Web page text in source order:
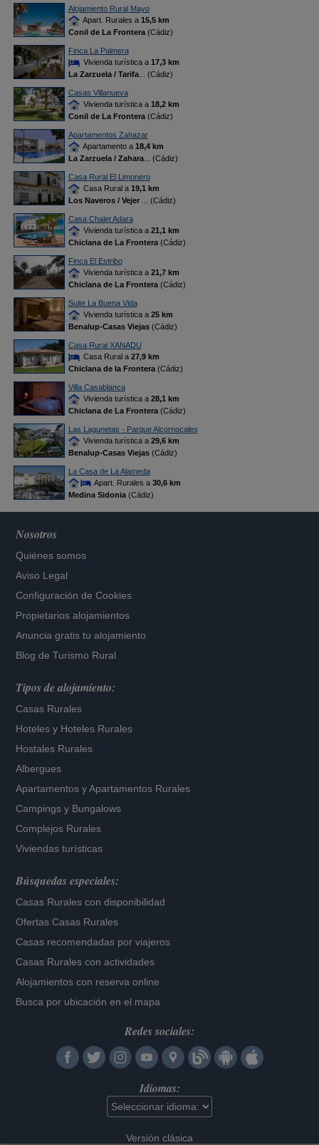
Alojamiento Rural Mayo
Apart. Rurales a 15,5 km
Conil de La Frontera(Cádiz)
Finca La Palmera
Vivienda turística a 17,3 km
La Zarzuela / Tarifa... (Cádiz)
Casas Villanueva
Vivienda turística a 18,2 km
Conil de La Frontera(Cádiz)
Apartamentos Zahazar
Apartamento a 18,4 km
La Zarzuela / Zahara... (Cádiz)
Casa Rural El Limonero
Casa Rural a 19,1 km
Los Naveros / Vejer
... (Cádiz)
Casa Chalet Adara
Vivienda turística a 21,1 km
Chiclana de La Frontera(Cádiz)
Finca El Estribo
Vivienda turística a 21,7 km
Chiclana de La Frontera(Cádiz)
Suite La Buena Vida
Vivienda turística a 25 km
Benalup-Casas Viejas(Cádiz)
Casa Rural XANADU
Casa Rural a 27,9 km
Chiclana de la Frontera(Cádiz)
Villa Casablanca
Vivienda turística a 28,1 km
Chiclana de La Frontera(Cádiz)
Las Lagunetas - Parque Alcornocales
Vivienda turística a 29,6 km
Benalup-Casas Viejas(Cádiz)
La Casa de La Alameda
Apart. Rurales a 30,6 km
Medina Sidonia(Cádiz)
Nosotros
Quiénes somos
Aviso Legal
Configuración de Cookies
Propietarios alojamientos
Anuncia gratis tu alojamiento
Blog de Turismo Rural
Tipos de alojamiento:
Casas Rurales
Hoteles y Hoteles Rurales
Hostales Rurales
Albergues
Apartamentos yApartamentos Rurales
Campings y Bungalows
Complejos Rurales
Viviendas turísticas
Búsquedas especiales:
Casas Rurales con disponibilidad
Ofertas Casas Rurales
Casas recomendadas por viajeros
Casas Rurales con actividades
Alojamientos con reserva online
Busca por ubicación en el mapa
Redes sociales:
Idiomas:
Versión clásica